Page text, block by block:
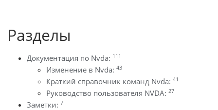
Разделы
Документация по Nvda: 111
Изменение в Nvda: 43
Краткий справочник команд Nvda: 41
Руководство пользователя NVDA: 27
Заметки: 7